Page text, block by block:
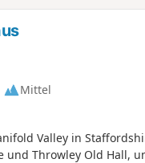
Mittel
Valley in
Throwley Old Hall,